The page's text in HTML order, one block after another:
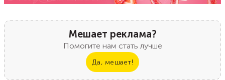
Мешает реклама?
Помогите нам стать лучше
Да, мешает!